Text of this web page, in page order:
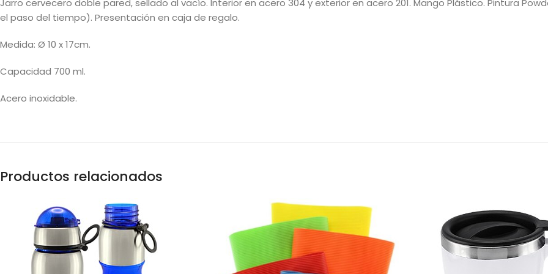
Jarro cervecero doble pared, sellado al vacío. Interior en acero 304 y exterior en acero 201. Mango Plástico. Pintura
el paso del tiempo). Presentación en caja de regalo.
Medida: Ø 10 x 17cm.
Capacidad 700 ml.
Acero inoxidable.
Productos relacionados